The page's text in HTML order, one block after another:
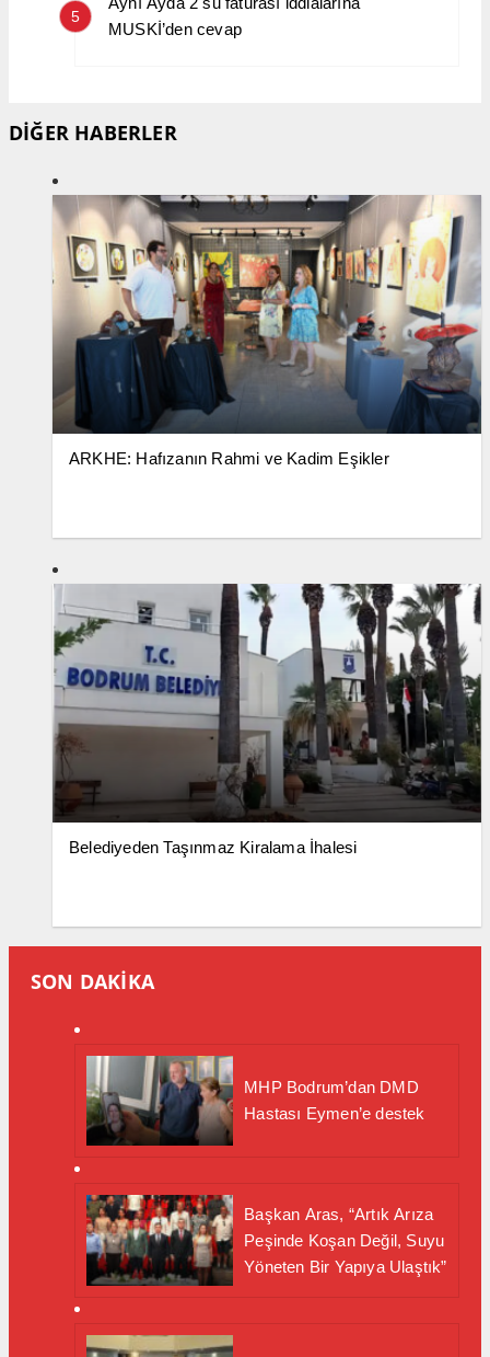
5
MUSKİ’den cevap
DİĞER HABERLER
ARKHE: Hafızanın Rahmi ve Kadim Eşikler
Belediyeden Taşınmaz Kiralama İhalesi
SON DAKİKA
MHP Bodrum’dan DMD
Hastası Eymen’e destek
Başkan Aras, “Artık Arıza
Peşinde Koşan Değil, Suyu
Yöneten Bir Yapıya Ulaştık”